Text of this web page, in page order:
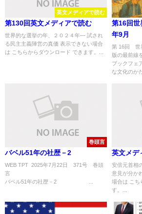
英文メディアで読む
第130回英文メディアで読む
世界的な選挙の年、２０２４年― 試され
る民主主義陣営の真価 表示できない場合
は こちらからダウンロード できます。...
第16回世
年9月
第 16回 世
版の最前線
ブックフェ
な文化のか
巻頭言
バベル51年の社歴－2
WEB TPT 2025年7月22日 371号 巻頭
バベル51年の社歴－2 ...
英文メデ
安倍元首相
意見が分か
場合は こち
す。...